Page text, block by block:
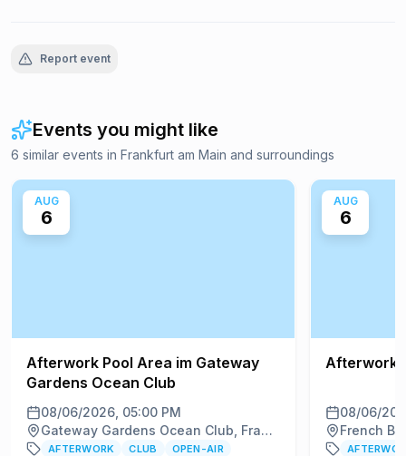
Report event
Events you might like
6 similar events in Frankfurt am Main and surroundings
AUG
6
Afterwork Pool Area im Gateway
Gardens Ocean Club
08/06/2026, 05:00 PM
Gateway Gardens Ocean Club, Frankfurt am Main
AFTERWORK CLUB OPEN-AIR
AUG
6
Afterwork
08/06/
French